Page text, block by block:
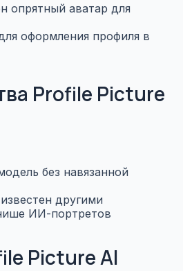
опрятный аватар для
оформления профиля в
Profile Picture
без навязанной
другими
ИИ-портретов
Picture AI